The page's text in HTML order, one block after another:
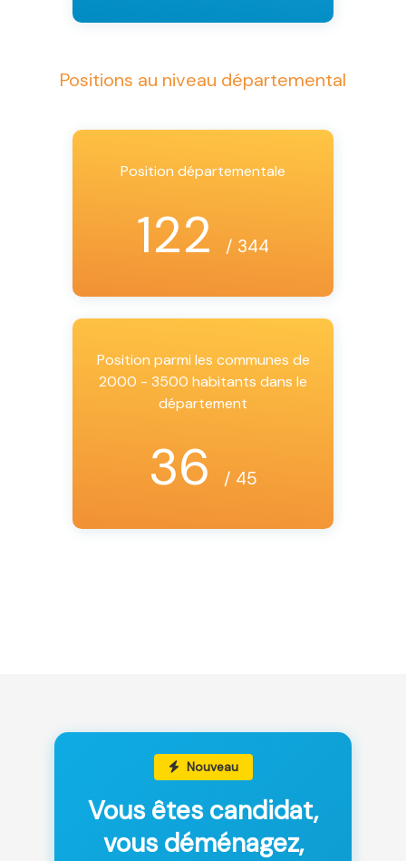
Positions au niveau départemental
Position départementale
122 / 344
Position parmi les communes de
2000 - 3500 habitants dans le
département
36 / 45
Nouveau
Vous êtes candidat,
vous déménagez,